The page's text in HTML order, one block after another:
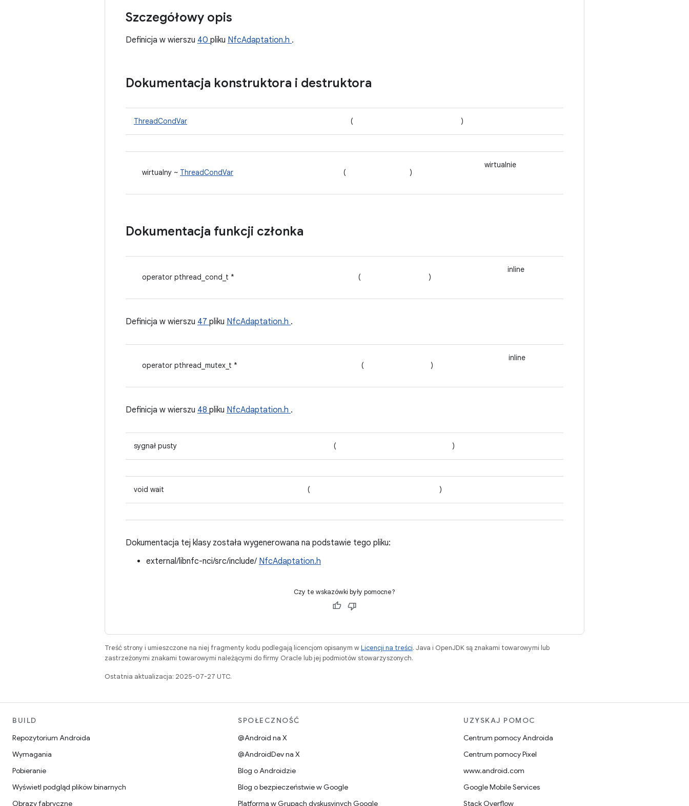
Szczegółowy opis
Definicja w wierszu 40 pliku NfcAdaptation.h .
Dokumentacja konstruktora i destruktora
ThreadCondVar ( )
wirtualny ~ ThreadCondVar ( )
wirtualnie
Dokumentacja funkcji członka
operator pthread_cond_t * ( )
inline
Definicja w wierszu 47 pliku NfcAdaptation.h .
operator pthread_mutex_t * ( )
inline
Definicja w wierszu 48 pliku NfcAdaptation.h .
sygnał pusty ( )
void wait ( )
Dokumentacja tej klasy została wygenerowana na podstawie tego pliku:
external/libnfc-nci/src/include/ NfcAdaptation.h
Czy te wskazówki były pomocne?
Treść strony i umieszczone na niej fragmenty kodu podlegają licencjom opisanym wLicencji na treści. Java i OpenJDK są znakami towarowymi lub
zastrzeżonymi znakami towarowymi należącymi do firmy Oracle lub jej podmiotów stowarzyszonych.
Ostatnia aktualizacja: 2025-07-27 UTC.
BUILD
Repozytorium Androida
Wymagania
Pobieranie
Wyświetl podgląd plików binarnych
Obrazy fabryczne
SPOŁECZNOŚĆ
@Android na X
@AndroidDev na X
Blog o Androidzie
Blog o bezpieczeństwie w Google
Platforma w Grupach dyskusyjnych Google
UZYSKAJ POMOC
Centrum pomocy Androida
Centrum pomocy Pixel
www.android.com
Google Mobile Services
Stack Overflow